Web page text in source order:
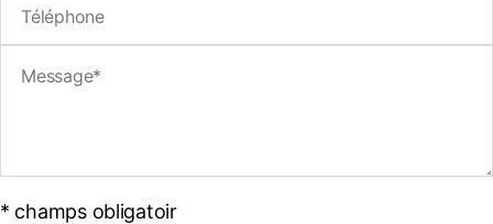
* champs obligatoir